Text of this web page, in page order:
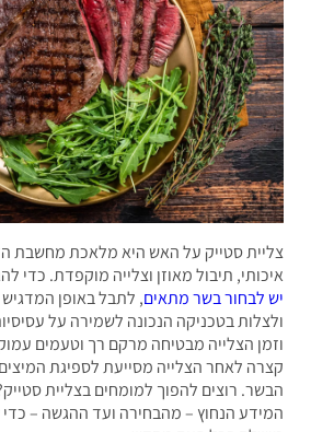
סטייק על האש היא מלאכת מחשבת הדורשת
תיבול מאוזן וצלייה מוקפדת. כדי להגיע
בשר מתאים, לתבל באופן המדגיש את
בטכניקה הנכונה לשמירה על עסיסיותו.
הצלייה מבטיחה מרקם רך וטעמים עמוקים.
לאחר הצלייה מסייעת לספיגת המיצים
רוצים להפוך למומחים בצליית סטייק?
הנחוץ – מהבחירה ועד ההגשה – כדי